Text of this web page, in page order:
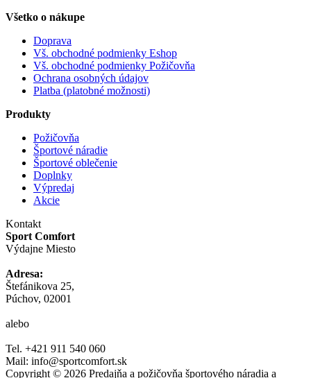
Všetko o nákupe
Doprava
Vš. obchodné podmienky Eshop
Vš. obchodné podmienky Požičovňa
Ochrana osobných údajov
Platba (platobné možnosti)
Produkty
Požičovňa
Športové náradie
Športové oblečenie
Doplnky
Výpredaj
Akcie
Kontakt
Sport Comfort
Výdajne Miesto
Adresa:
Štefánikova 25,
Púchov, 02001
alebo
Tel. +421 911 540 060
Mail: info@sportcomfort.sk
Copyright © 2026 Predajňa a požičovňa športového náradia a